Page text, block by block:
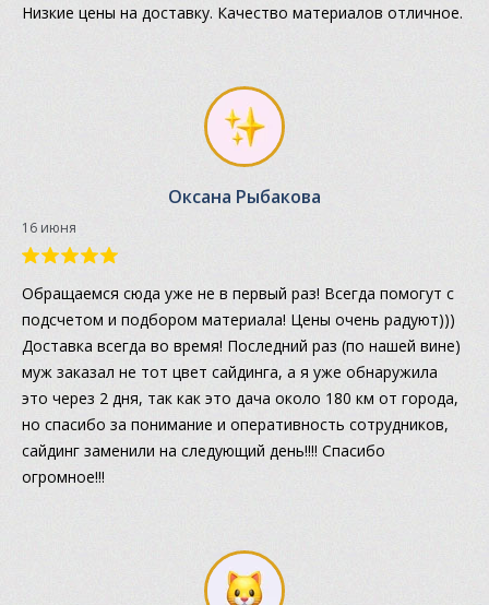
Низкие цены на доставку. Качество материалов отличное.
Оксана Рыбакова
16 июня
Обращаемся сюда уже не в первый раз! Всегда помогут с
подсчетом и подбором материала! Цены очень радуют)))
Доставка всегда во время! Последний раз (по нашей вине)
муж заказал не тот цвет сайдинга, а я уже обнаружила
это через 2 дня, так как это дача около 180 км от города,
но спасибо за понимание и оперативность сотрудников,
сайдинг заменили на следующий день!!!! Спасибо
огромное!!!